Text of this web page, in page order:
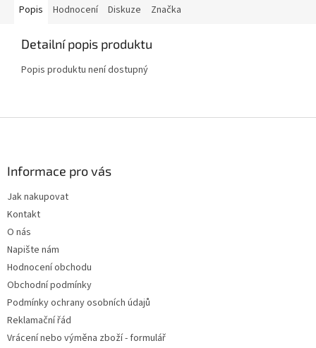
Popis Hodnocení Diskuze Značka
Detailní popis produktu
Popis produktu není dostupný
Informace pro vás
Jak nakupovat
Kontakt
O nás
Napište nám
Hodnocení obchodu
Obchodní podmínky
Podmínky ochrany osobních údajů
Reklamační řád
Vrácení nebo výměna zboží - formulář